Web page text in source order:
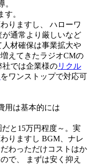
。
。
りますし、 ハローワ
通常より厳しいなど
材確保は事業拡大や
えてきたラジオCMの
では企業様のリクル
をワンストップで対応可
用は基本的には
と15万円程度～。実
りますし BGM、ナレ
わっただけコストはか
で、 まずは安く抑え